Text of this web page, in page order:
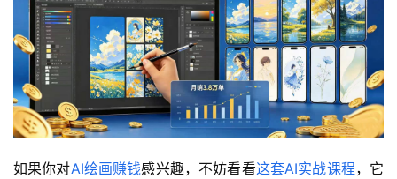
如果你对AI绘画赚钱感兴趣，不妨看看这套AI实战课程，它